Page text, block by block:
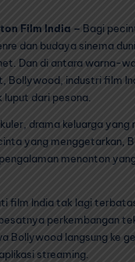
Film India – Bagi
dan budaya sinema
Dan di antara warna-
Bollywood, industri film
dari pesona.
drama keluarga yang
yang menggetarkan,
menonton
film India tak lagi
perkembangan
Bollywood langsung ke
streaming.